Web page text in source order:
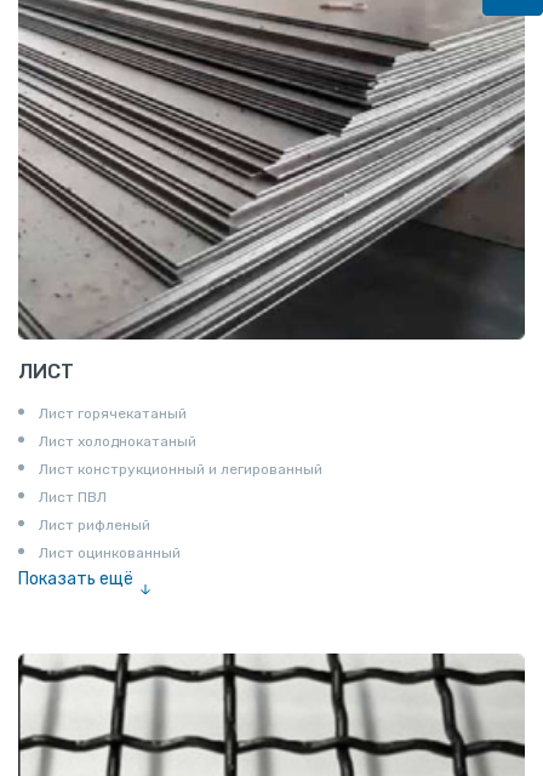
ЛИСТ
Лист горячекатаный
Лист холоднокатаный
Лист конструкционный и легированный
Лист ПВЛ
Лист рифленый
Лист оцинкованный
Показать ещё